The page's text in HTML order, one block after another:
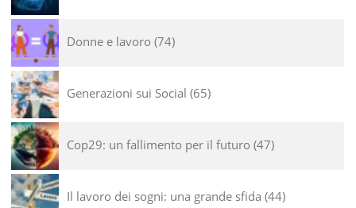
Donne e lavoro 74
Generazioni sui Social 65
Cop29: un fallimento per il futuro 47
Il lavoro dei sogni: una grande sfida 44